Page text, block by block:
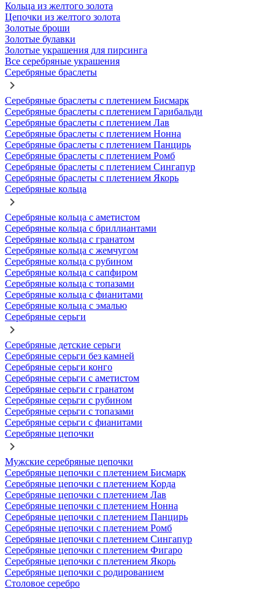
Кольца из желтого золота
Цепочки из желтого золота
Золотые броши
Золотые булавки
Золотые украшения для пирсинга
Все серебряные украшения
Серебряные браслеты
Серебряные браслеты с плетением Бисмарк
Серебряные браслеты с плетением Гарибальди
Серебряные браслеты с плетением Лав
Серебряные браслеты с плетением Нонна
Серебряные браслеты с плетением Панцирь
Серебряные браслеты с плетением Ромб
Серебряные браслеты с плетением Сингапур
Серебряные браслеты с плетением Якорь
Серебряные кольца
Серебряные кольца с аметистом
Серебряные кольца с бриллиантами
Серебряные кольца с гранатом
Серебряные кольца с жемчугом
Серебряные кольца с рубином
Серебряные кольца с сапфиром
Серебряные кольца с топазами
Серебряные кольца с фианитами
Серебряные кольца с эмалью
Серебряные серьги
Серебряные детские серьги
Серебряные серьги без камней
Серебряные серьги конго
Серебряные серьги с аметистом
Серебряные серьги с гранатом
Серебряные серьги с рубином
Серебряные серьги с топазами
Серебряные серьги с фианитами
Серебряные цепочки
Мужские серебряные цепочки
Серебряные цепочки с плетением Бисмарк
Серебряные цепочки с плетением Корда
Серебряные цепочки с плетением Лав
Серебряные цепочки с плетением Нонна
Серебряные цепочки с плетением Панцирь
Серебряные цепочки с плетением Ромб
Серебряные цепочки с плетением Сингапур
Серебряные цепочки с плетением Фигаро
Серебряные цепочки с плетением Якорь
Серебряные цепочки с родированием
Столовое серебро